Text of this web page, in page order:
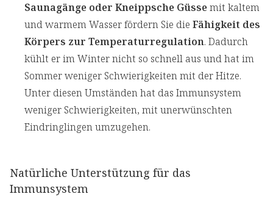
Saunagänge oder Kneippsche Güssemit kaltem
und warmem Wasser fördern Sie die Fähigkeit des
Körpers zur Temperaturregulation. Dadurch
kühlt er im Winter nicht so schnell aus und hat im
Sommer weniger Schwierigkeiten mit der Hitze.
Unter diesen Umständen hat das Immunsystem
weniger Schwierigkeiten, mit unerwünschten
Eindringlingen umzugehen.
Natürliche Unterstützung für das
Immunsystem